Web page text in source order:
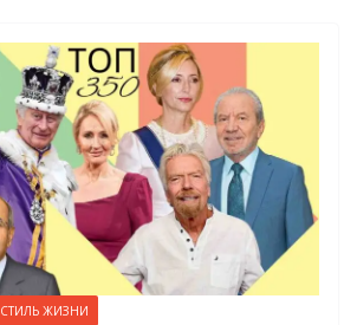
СТИЛЬ ЖИЗНИ